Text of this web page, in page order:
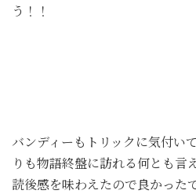
う！！
バンディーもトリックに気付い
りも物語終盤に訪れる何とも言
読後感を味わえたので良かった